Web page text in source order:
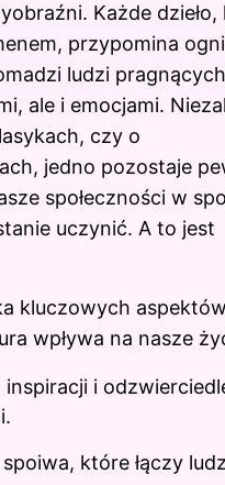
Każde
przypomina
ludzi pragnących
ale i emocjami.
czy o
jedno pozostaje
społeczności w
uczynić. A to jest
kluczowych
wpływa na nasze
inspiracji i
które łączy